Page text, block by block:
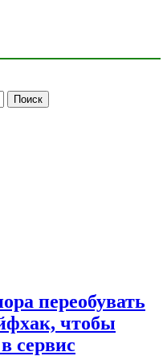
переобувать
чтобы
сервис